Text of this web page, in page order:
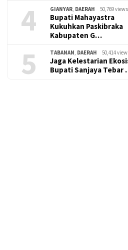
4 GIANYAR DAERAH 50,769 views
Bupati Mahayastra
Kukuhkan Paskibraka
Kabupaten G…
5 TABANAN DAERAH 50,414
Jaga Kelestarian
Bupati Sanjaya Tebar